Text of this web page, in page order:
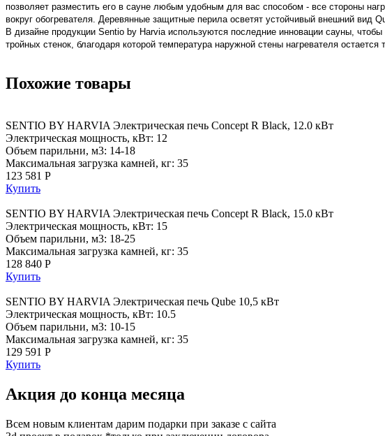
позволяет разместить его в сауне любым удобным для вас способом - все стороны
вокруг обогревателя. Деревянные защитные перила осветят устойчивый внешний вид
В дизайне продукции Sentio by Harvia используются последние инновации сауны,
тройных стенок, благодаря которой температура наружной стены нагревателя
Похожие товары
SENTIO BY HARVIA Электрическая печь Concept R Black, 12.0 кВт
Электрическая мощность, кВт: 12
Объем парильни, м3: 14-18
Максимальная загрузка камней, кг: 35
123 581 Р
Купить
SENTIO BY HARVIA Электрическая печь Concept R Black, 15.0 кВт
Электрическая мощность, кВт: 15
Объем парильни, м3: 18-25
Максимальная загрузка камней, кг: 35
128 840 Р
Купить
SENTIO BY HARVIA Электрическая печь Qube 10,5 кВт
Электрическая мощность, кВт: 10.5
Объем парильни, м3: 10-15
Максимальная загрузка камней, кг: 35
129 591 Р
Купить
Акция до конца месяца
Всем новым клиентам дарим подарки при заказе с сайта